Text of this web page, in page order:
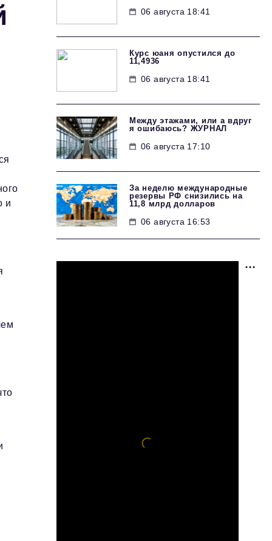
и
06 августа 18:41
Курс юаня опустился до
11,4936
06 августа 18:41
Между этажами, или а вдруг
я ошибаюсь? ЖУРНАЛ
06 августа 17:10
За неделю международные
резервы РФ снизились на
11,8 млрд долларов
06 августа 16:53